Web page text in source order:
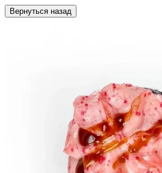
Вернуться назад